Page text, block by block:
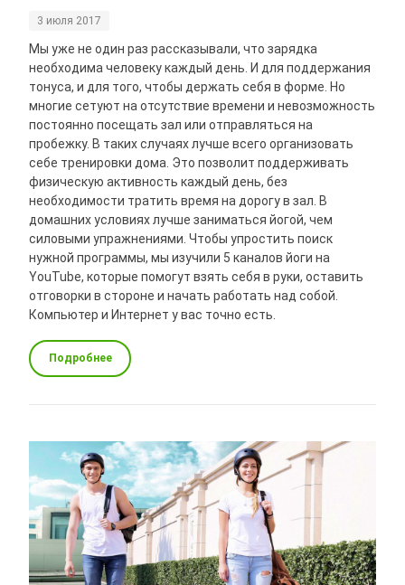
3 июля 2017
Мы уже не один раз рассказывали, что зарядка
необходима человеку каждый день. И для поддержания
тонуса, и для того, чтобы держать себя в форме. Но
многие сетуют на отсутствие времени и невозможность
постоянно посещать зал или отправляться на
пробежку. В таких случаях лучше всего организовать
себе тренировки дома. Это позволит поддерживать
физическую активность каждый день, без
необходимости тратить время на дорогу в зал. В
домашних условиях лучше заниматься йогой, чем
силовыми упражнениями. Чтобы упростить поиск
нужной программы, мы изучили 5 каналов йоги на
YouTube, которые помогут взять себя в руки, оставить
отговорки в стороне и начать работать над собой.
Компьютер и Интернет у вас точно есть.
Подробнее